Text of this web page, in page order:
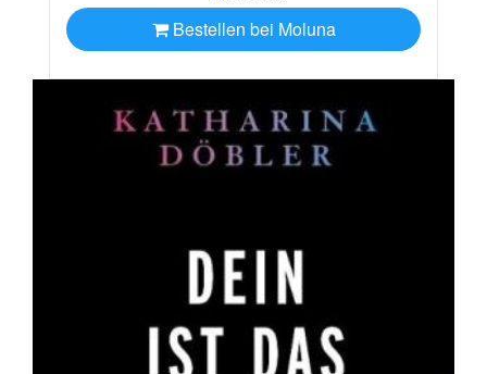
Bestellen bei Moluna